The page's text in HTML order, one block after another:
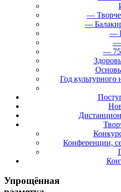
—
—
—
—
— 75
Год культурного
Конференции,
Упрощённая